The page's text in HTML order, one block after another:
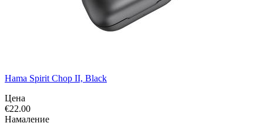
Hama Spirit Chop II, Black
Цена
€22.00
Намаление